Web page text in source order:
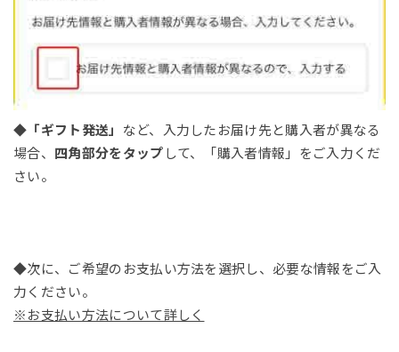
◆ 「ギフト発送」 など、入力したお届け先と購入者が異なる
場合、 四角部分をタップ して、「購入者情報」をご入力くだ
さい。
◆次に、ご希望のお支払い方法を選択し、必要な情報をご入
力ください。
※お支払い方法について詳しく